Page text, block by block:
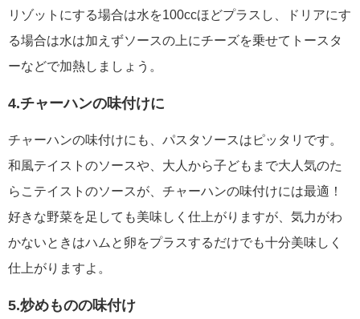
リゾットにする場合は水を100ccほどプラスし、ドリアにす
る場合は水は加えずソースの上にチーズを乗せてトースタ
ーなどで加熱しましょう。
4.チャーハンの味付けに
チャーハンの味付けにも、パスタソースはピッタリです。
和風テイストのソースや、大人から子どもまで大人気のた
らこテイストのソースが、チャーハンの味付けには最適！
好きな野菜を足しても美味しく仕上がりますが、気力がわ
かないときはハムと卵をプラスするだけでも十分美味しく
仕上がりますよ。
5.炒めものの味付け